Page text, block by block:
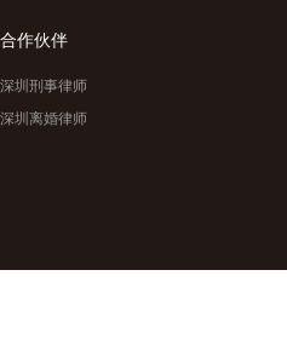
合作伙伴
深圳刑事律师
深圳离婚律师